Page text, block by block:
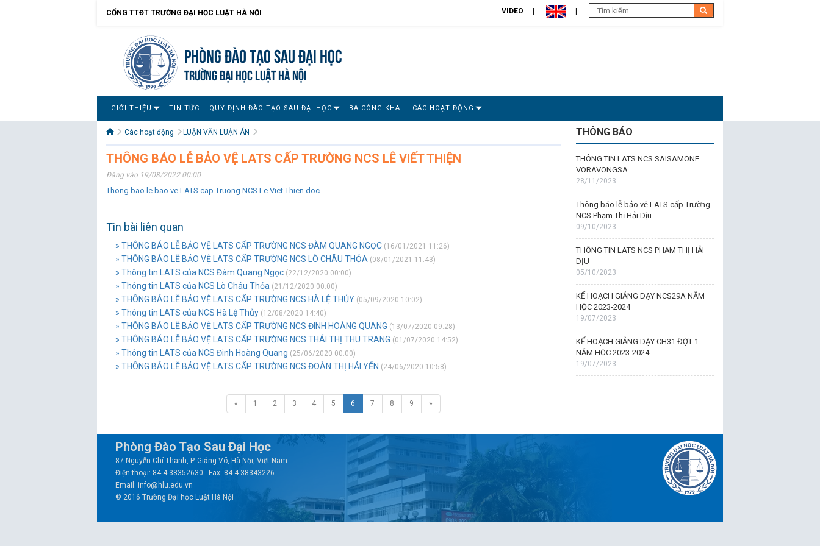
CỔNG TTĐT TRƯỜNG ĐẠI HỌC LUẬT HÀ NỘI VIDEO
Phòng Đào tạo Sau đại học
TRƯỜNG ĐẠI HỌC LUẬT HÀ NỘI
GIỚI THIỆU TIN TỨC QUY ĐỊNH ĐÀO TẠO SAU ĐẠI HỌC BA CÔNG KHAI CÁC HOẠT ĐỘNG
Các hoạt động LUẬN VĂN LUẬN ÁN
THÔNG BÁO LỄ BẢO VỆ LATS CẤP TRƯỜNG NCS LÊ VIẾT THIỆN
Đăng vào 19/08/2022 00:00
Thong bao le bao ve LATS cap Truong NCS Le Viet Thien.doc
Tin bài liên quan
» THÔNG BÁO LỄ BẢO VỆ LATS CẤP TRƯỜNG NCS ĐÀM QUANG NGỌC (16/01/2021 11:26)
» THÔNG BÁO LỄ BẢO VỆ LATS CẤP TRƯỜNG NCS LÒ CHÂU THỎA (08/01/2021 11:43)
» Thông tin LATS của NCS Đàm Quang Ngọc (22/12/2020 00:00)
» Thông tin LATS của NCS Lò Châu Thỏa (21/12/2020 00:00)
» THÔNG BÁO LỄ BẢO VỆ LATS CẤP TRƯỜNG NCS HÀ LỆ THỦY (05/09/2020 10:02)
» Thông tin LATS của NCS Hà Lệ Thủy (12/08/2020 14:40)
» THÔNG BÁO LỄ BẢO VỆ LATS CẤP TRƯỜNG NCS ĐINH HOÀNG QUANG (13/07/2020 09:28)
» THÔNG BÁO LỄ BẢO VỆ LATS CẤP TRƯỜNG NCS THÁI THỊ THU TRANG (01/07/2020 14:52)
» Thông tin LATS của NCS Đinh Hoàng Quang (25/06/2020 00:00)
» THÔNG BÁO LỄ BẢO VỆ LATS CẤP TRƯỜNG NCS ĐOÀN THỊ HẢI YẾN (24/06/2020 10:58)
« 1 2 3 4 5 6 7 8 9 »
THÔNG BÁO
THÔNG TIN LATS NCS SAISAMONE
VORAVONGSA
28/11/2023
Thông báo lễ bảo vệ LATS cấp Trường
NCS Phạm Thị Hải Dịu
09/10/2023
THÔNG TIN LATS NCS PHẠM THỊ HẢI
DỊU
05/10/2023
KẾ HOẠCH GIẢNG DẠY NCS29A NĂM
HỌC 2023-2024
19/07/2023
KẾ HOẠCH GIẢNG DẠY CH31 ĐỢT 1
NĂM HỌC 2023-2024
19/07/2023
Phòng Đào Tạo Sau Đại Học
87 Nguyễn Chí Thanh, P. Giảng Võ, Hà Nội, Việt Nam
Điện thoại: 84.4.38352630 - Fax: 84.4.38343226
Email: info@hlu.edu.vn
© 2016 Trường Đại học Luật Hà Nội